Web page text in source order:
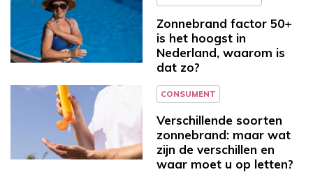
Zonnebrand factor 50+
is het hoogst in
Nederland, waarom is
dat zo?
CONSUMENT
Verschillende soorten
zonnebrand: maar wat
zijn de verschillen en
waar moet u op letten?